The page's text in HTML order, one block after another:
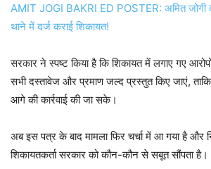
AMIT JOGI BAKRI ED POSTER: अमित जोगी
थाने में दर्ज कराई शिकायत!
सरकार ने स्पष्ट किया है कि शिकायत में लगाए गए
सभी दस्तावेज और प्रमाण जल्द प्रस्तुत किए जाएं,
आगे की कार्रवाई की जा सके।
अब इस पत्र के बाद मामला फिर चर्चा में आ गया है और
शिकायतकर्ता सरकार को कौन-कौन से सबूत सौंपता है।